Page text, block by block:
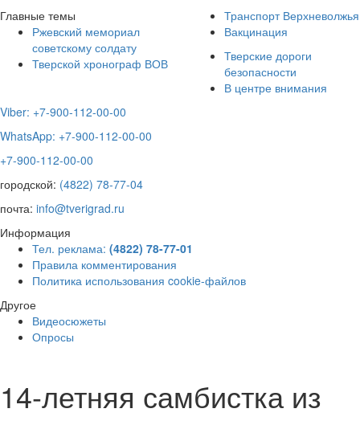
Главные темы
Ржевский мемориал
советскому солдату
Тверской хронограф ВОВ
Транспорт Верхневолжья
Вакцинация
Тверские дороги
безопасности
В центре внимания
Viber: +7-900-112-00-00
WhatsApp: +7-900-112-00-00
+7-900-112-00-00
городской: (4822) 78-77-04
почта: info@tverigrad.ru
Информация
Тел. реклама: (4822) 78-77-01
Правила комментирования
Политика использования cookie-файлов
Другое
Видеосюжеты
Опросы
14-летняя самбистка из